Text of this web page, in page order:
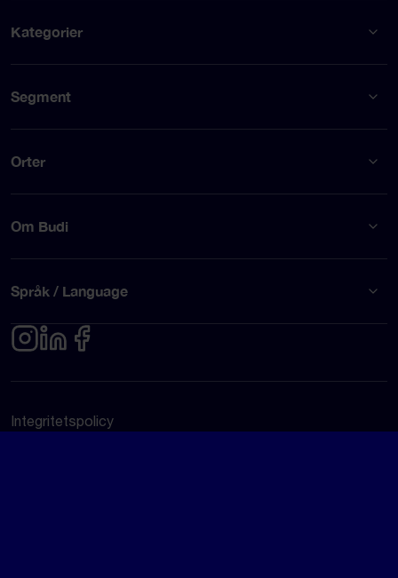
Kategorier
Segment
Orter
Om Budi
Språk / Language
Integritetspolicy